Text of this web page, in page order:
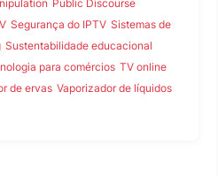
Public Discourse
Segurança do IPTV Sistemas de
Sustentabilidade educacional
para comércios TV online
de ervas Vaporizador de líquidos